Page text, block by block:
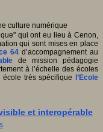
qui ont eu lieu à Cenon,
qui sont mises en place
64d’accompagnement au
de mission pédagogie
à l’échelle des écoles
très spécifique
l’Ecole
et interopérable